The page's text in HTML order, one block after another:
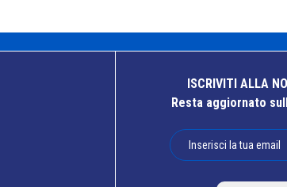
ISCRIVITI ALLA
Resta aggiornato